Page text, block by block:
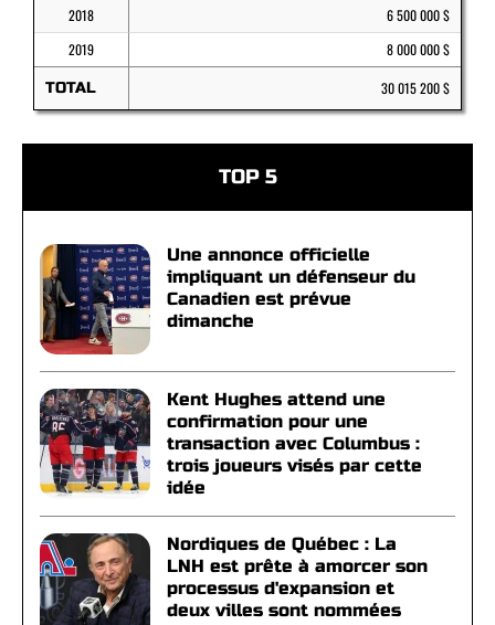
2018
6 500 000 $
2019
8 000 000 $
TOTAL 30 015 200 $
TOP 5
Une annonce officielle
impliquant un défenseur du
Canadien est prévue
dimanche
Kent Hughes attend une
confirmation pour une
transaction avec Columbus :
trois joueurs visés par cette
idée
Nordiques de Québec : La
LNH est prête à amorcer son
processus d'expansion et
deux villes sont nommées